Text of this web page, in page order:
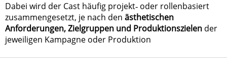
Dabei wird der Cast häufig projekt‑ oder rollenbasiert
zusammengesetzt, je nach den ästhetischen
Anforderungen, Zielgruppen und Produktionszielen der
jeweiligen Kampagne oder Produktion